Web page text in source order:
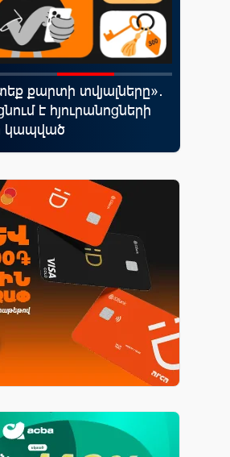
քարտի տվյալները»․
է հյուրանոցների
կապված
մասին